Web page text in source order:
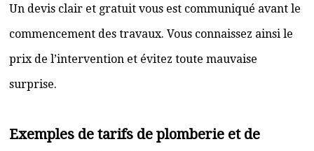
Un devis clair et gratuit vous est communiqué avant le
commencement des travaux. Vous connaissez ainsi le
prix de l’intervention et évitez toute mauvaise
surprise.
Exemples de tarifs de plomberie et de